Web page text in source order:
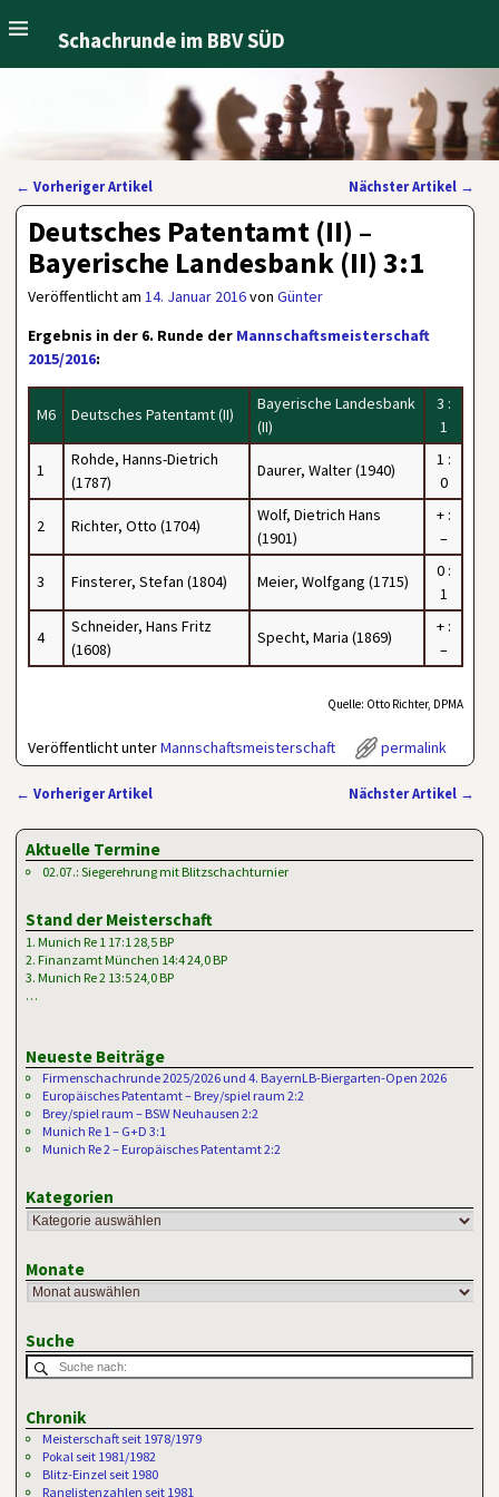
Schachrunde im BBV SÜD
Artikelnavigation
← Vorheriger Artikel Nächster Artikel →
Deutsches Patentamt (II) –
Bayerische Landesbank (II) 3:1
Veröffentlicht am14. Januar 2016vonGünter
Ergebnis in der 6. Runde der Mannschaftsmeisterschaft
2015/2016:
M6 Deutsches Patentamt (II)
Bayerische Landesbank
(II)
3 :
1
1
Rohde, Hanns-Dietrich
(1787)
Daurer, Walter (1940)
1 :
0
2 Richter, Otto (1704)
Wolf, Dietrich Hans
(1901)
+ :
–
3 Finsterer, Stefan (1804) Meier, Wolfgang (1715)
0 :
1
4
Schneider, Hans Fritz
(1608)
Specht, Maria (1869)
+ :
–
Quelle: Otto Richter, DPMA
Veröffentlicht unterMannschaftsmeisterschaft permalink
← Vorheriger Artikel Nächster Artikel →
Aktuelle Termine
02.07.: Siegerehrung mit Blitzschachturnier
Stand der Meisterschaft
1. Munich Re 1 17:1 28,5 BP
2. Finanzamt München 14:4 24,0 BP
3. Munich Re 2 13:5 24,0 BP
…
Neueste Beiträge
Firmenschachrunde 2025/2026 und 4. BayernLB-Biergarten-Open 2026
Europäisches Patentamt – Brey/spiel raum 2:2
Brey/spiel raum – BSW Neuhausen 2:2
Munich Re 1 – G+D 3:1
Munich Re 2 – Europäisches Patentamt 2:2
Kategorien
Monate
Suche
Chronik
Meisterschaft seit 1978/1979
Pokal seit 1981/1982
Blitz-Einzel seit 1980
Ranglistenzahlen seit 1981